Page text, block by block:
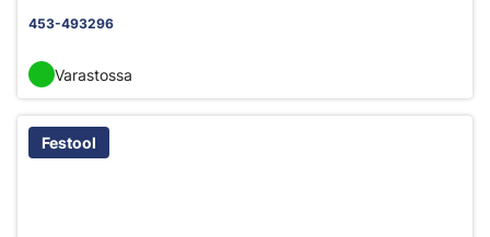
453-493296
Varastossa
Festool